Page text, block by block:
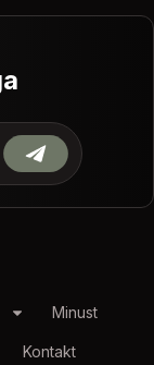
Minust
Kontakt